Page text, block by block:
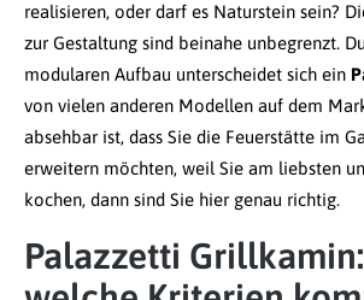
realisieren, oder darf es Naturstein sein?
zur Gestaltung sind beinahe unbegrenzt.
modularen Aufbau unterscheidet sich ein
von vielen anderen Modellen auf dem
absehbar ist, dass Sie die Feuerstätte im
erweitern möchten, weil Sie am liebsten
kochen, dann sind Sie hier genau richtig.
Palazzetti